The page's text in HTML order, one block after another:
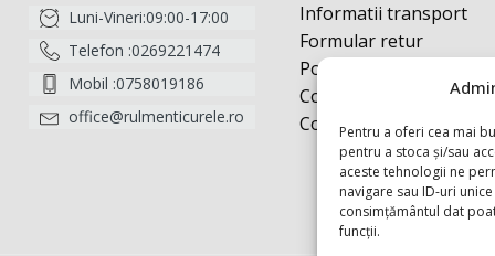
Pentru a oferi cea mai
pentru a stoca și/sau
aceste tehnologii ne
navigare sau ID-uri
consimțământul dat
funcții.
Luni-Vineri:09:00-17:00
Telefon :0269221474
Mobil :0758019186
office@rulmenticurele.ro
Informatii transport
Formular retur
Politică cookies
Contact
Contul meu